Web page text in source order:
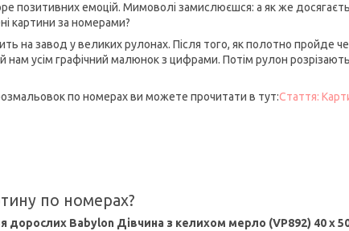
позитивних емоцій. Мимоволі замислюєшся: а як же
картини за номерами?
на завод у великих рулонах. Після того, як полотно пройде
нам усім графічний малюнок з цифрами. Потім рулон
по номерах ви можете прочитати в тут:Стаття:
по номерах?
дорослих Babylon Дівчина з келихом мерло (VP892) 40 х